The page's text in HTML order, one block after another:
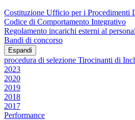
Costituzione Ufficio per i Procedimenti
Codice di Comportamento Integrativo
Regolamento incarichi esterni al
Bandi di concorso
Espandi
procedura di selezione Tirocinanti di
2023
2020
2019
2018
2017
Performance